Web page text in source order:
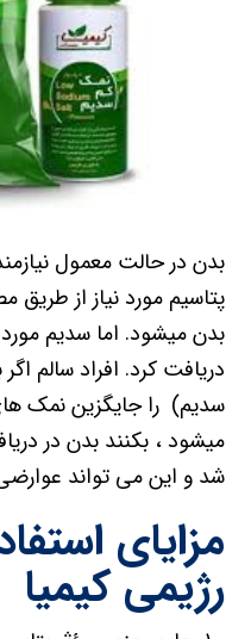
بدن در حالت معمول
پتاسیم مورد نیاز از
بدن میشود. اما سدیم مورد
دریافت کرد. افراد سالم
سدیم) را جایگزین نمک
میشود ، بکنند بدن در
شد و این می تواند
مزایای
رژیمی کیمیا